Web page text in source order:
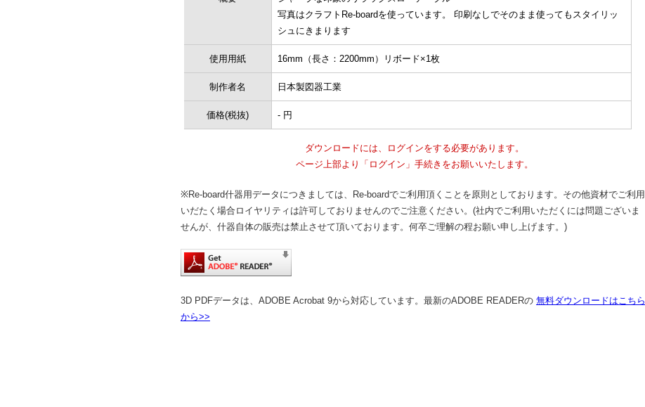
写真はクラフトRe-boardを使っています。 印刷なしでそのまま使ってもスタイリッ
シュにきまります
使用用紙 16mm（長さ：2200mm）リボード×1枚
制作者名 日本製図器工業
価格(税抜) - 円
ダウンロードには、ログインをする必要があります。
ページ上部より「ログイン」手続きをお願いいたします。
※Re-board什器用データにつきましては、Re-boardでご利用頂くことを原則としております。その他資材でご利用
いだたく場合ロイヤリティは許可しておりませんのでご注意ください。(社内でご利用いただくには問題ございま
せんが、什器自体の販売は禁止させて頂いております。何卒ご理解の程お願い申し上げます。)
3D PDFデータは、ADOBE Acrobat 9から対応しています。最新のADOBE READERの 無料ダウンロードはこちら
から>>